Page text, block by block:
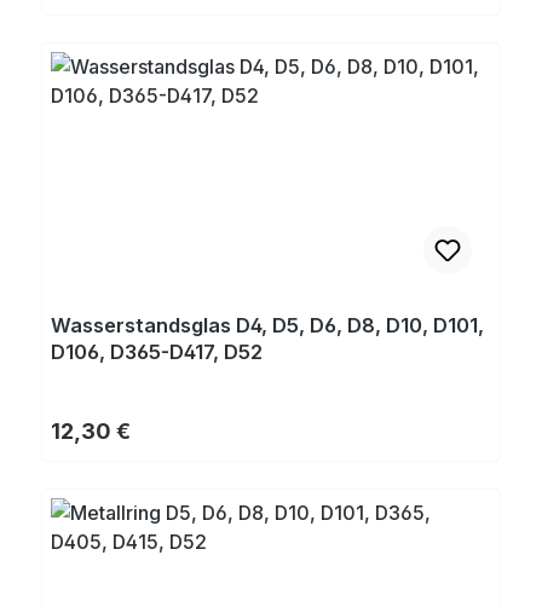
Wasserstandsglas D4, D5, D6, D8, D10, D101,
D106, D365-D417, D52
Regulärer Preis:
12,30 €